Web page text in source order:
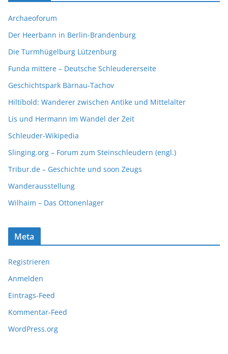
Archaeoforum
Der Heerbann in Berlin-Brandenburg
Die Turmhügelburg Lützenburg
Funda mittere – Deutsche Schleudererseite
Geschichtspark Bärnau-Tachov
Hiltibold: Wanderer zwischen Antike und Mittelalter
Lis und Hermann Im Wandel der Zeit
Schleuder-Wikipedia
Slinging.org – Forum zum Steinschleudern (engl.)
Tribur.de – Geschichte und soon Zeugs
Wanderausstellung
Wilhaim – Das Ottonenlager
Meta
Registrieren
Anmelden
Eintrags-Feed
Kommentar-Feed
WordPress.org